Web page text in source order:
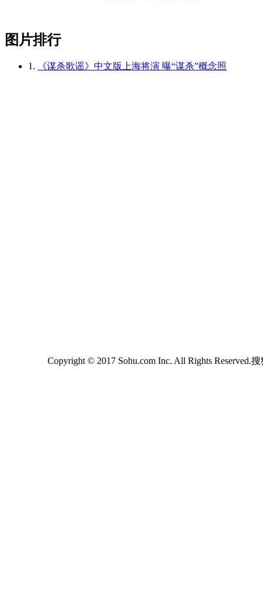
图片排行
1. 《谋杀歌谣》中文版上海将演 曝“谋杀”概念照
Copyright © 2017 Sohu.com Inc. All Rights Reserved.